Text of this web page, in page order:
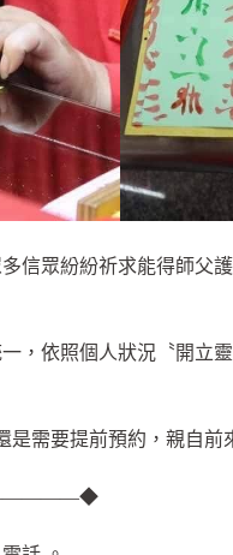
信眾紛紛祈求能得師父
，依照個人狀況〝開立
需要提前預約，親自前